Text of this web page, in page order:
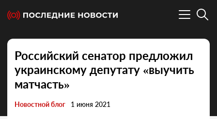
Российский сенатор предложил
украинскому депутату «выучить
матчасть»
Новостной блог 1 июня 2021